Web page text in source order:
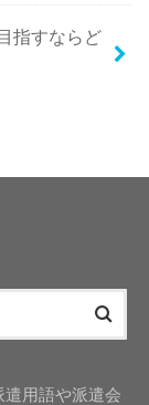
指すならど
用語や派遣会